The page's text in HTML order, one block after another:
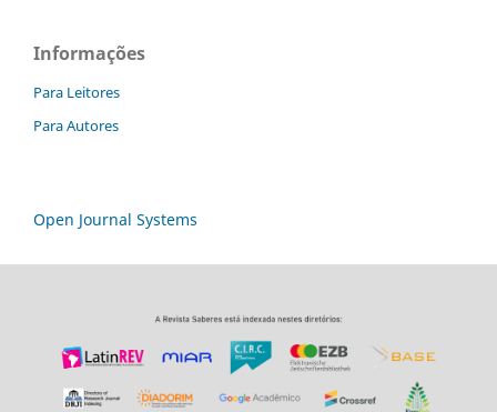
Informações
Para Leitores
Para Autores
Open Journal Systems